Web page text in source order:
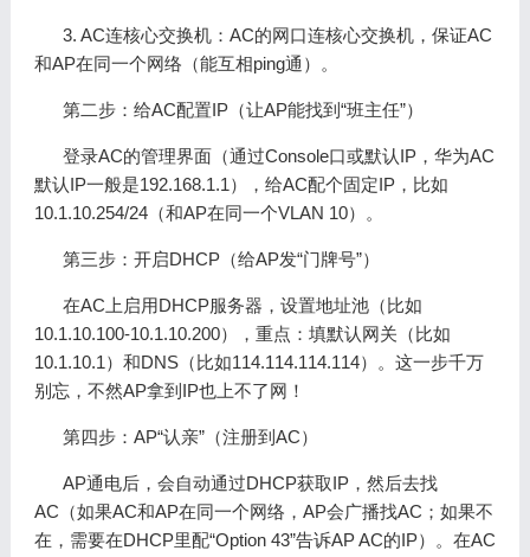
3. AC连核心交换机：AC的网口连核心交换机，保证AC
和AP在同一个网络（能互相ping通）。
第二步：给AC配置IP（让AP能找到“班主任”）
登录AC的管理界面（通过Console口或默认IP，华为AC
默认IP一般是192.168.1.1），给AC配个固定IP，比如
10.1.10.254/24（和AP在同一个VLAN 10）。
第三步：开启DHCP（给AP发“门牌号”）
在AC上启用DHCP服务器，设置地址池（比如
10.1.10.100-10.1.10.200），重点：填默认网关（比如
10.1.10.1）和DNS（比如114.114.114.114）。这一步千万
别忘，不然AP拿到IP也上不了网！
第四步：AP“认亲”（注册到AC）
AP通电后，会自动通过DHCP获取IP，然后去找
AC（如果AC和AP在同一个网络，AP会广播找AC；如果不
在，需要在DHCP里配“Option 43”告诉AP AC的IP）。在AC